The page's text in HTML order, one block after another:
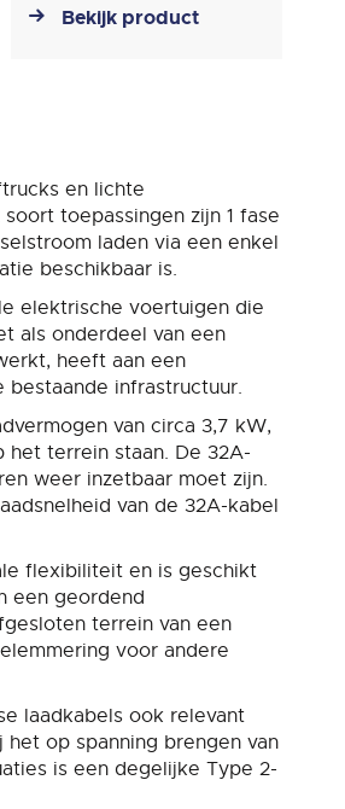
Bekijk product
en lichte
toepassingen zijn 1 fase
laden via een enkel
beschikbaar is.
elektrische voertuigen die
als onderdeel van een
heeft aan een
bestaande infrastructuur.
van circa 3,7 kW,
terrein staan. De 32A-
weer inzetbaar moet zijn.
van de 32A-kabel
flexibiliteit en is geschikt
een geordend
terrein van een
voor andere
laadkabels ook relevant
op spanning brengen van
is een degelijke Type 2-